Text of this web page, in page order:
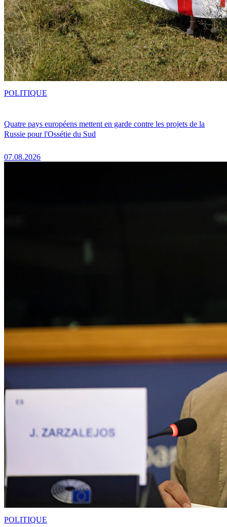
Quatre pays européens mettent en garde contre les projets de la
Russie pour l'Ossétie du Sud
07.08.2026
POLITIQUE
POLITIQUE